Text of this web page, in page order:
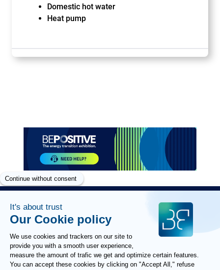
Domestic hot water
Heat pump
Paragraphes
Paragraphes
Paragraphes